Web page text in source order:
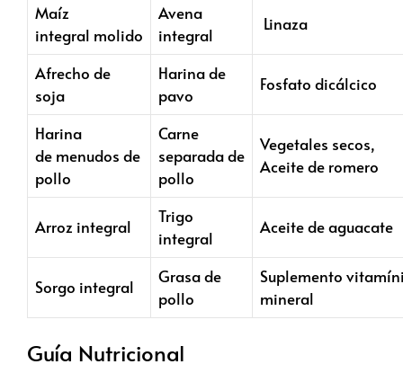
Maíz
integral molido
Avena
integral
Linaza
Afrecho de
soja
Harina de
pavo
Fosfato dicálcico
Harina
de menudos de
pollo
Carne
separada de
pollo
Vegetales secos,
Aceite de romero
Arroz integral
Trigo
integral
Aceite de aguacate
Sorgo integral
Grasa de
pollo
Suplemento
mineral
Guía Nutricional